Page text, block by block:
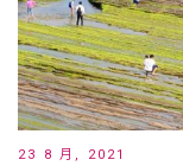
23 8 月, 2021